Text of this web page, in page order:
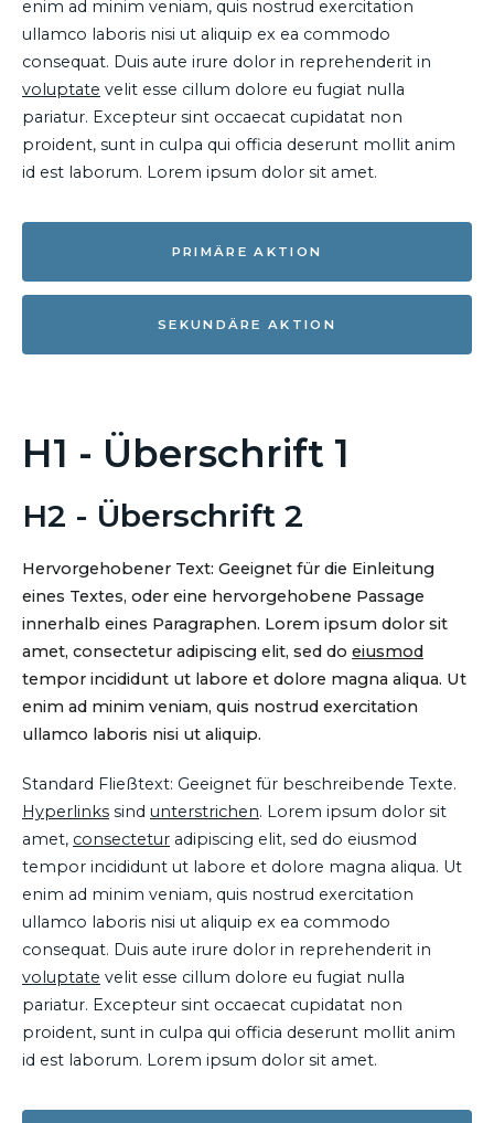
enim ad minim veniam, quis nostrud exercitation
ullamco laboris nisi ut aliquip ex ea commodo
consequat. Duis aute irure dolor in reprehenderit in
voluptate velit esse cillum dolore eu fugiat nulla
pariatur. Excepteur sint occaecat cupidatat non
proident, sunt in culpa qui officia deserunt mollit anim
id est laborum. Lorem ipsum dolor sit amet.
PRIMÄRE AKTION
SEKUNDÄRE AKTION
H1 - Überschrift 1
H2 - Überschrift 2
Hervorgehobener Text: Geeignet für die Einleitung
eines Textes, oder eine hervorgehobene Passage
innerhalb eines Paragraphen. Lorem ipsum dolor sit
amet, consectetur adipiscing elit, sed do eiusmod
tempor incididunt ut labore et dolore magna aliqua. Ut
enim ad minim veniam, quis nostrud exercitation
ullamco laboris nisi ut aliquip.
Standard Fließtext: Geeignet für beschreibende Texte.
Hyperlinks sind unterstrichen. Lorem ipsum dolor sit
amet, consectetur adipiscing elit, sed do eiusmod
tempor incididunt ut labore et dolore magna aliqua. Ut
enim ad minim veniam, quis nostrud exercitation
ullamco laboris nisi ut aliquip ex ea commodo
consequat. Duis aute irure dolor in reprehenderit in
voluptate velit esse cillum dolore eu fugiat nulla
pariatur. Excepteur sint occaecat cupidatat non
proident, sunt in culpa qui officia deserunt mollit anim
id est laborum. Lorem ipsum dolor sit amet.